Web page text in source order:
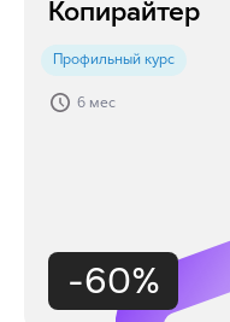
Копирайтер
Профильный курс
6 мес
-60%